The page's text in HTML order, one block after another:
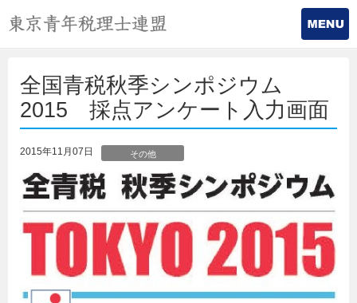
全国青税秋季シンポジウム
2015 採点アンケート入力画面
2015年11月07日 その他